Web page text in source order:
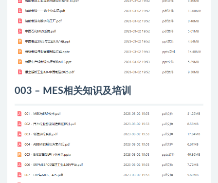
003 – MES相关知识及培训